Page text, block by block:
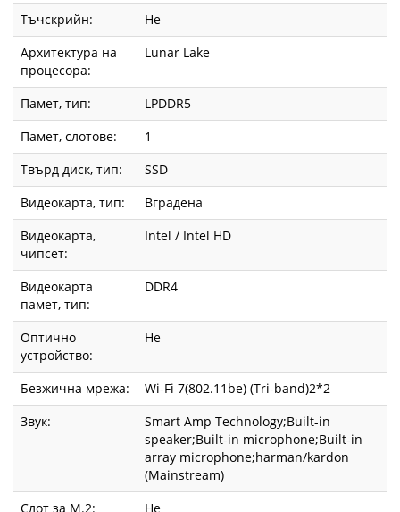
Тъчскрийн:
Не
Архитектура на
процесора:
Lunar Lake
Памет, тип:
LPDDR5
Памет, слотове:
1
Твърд диск, тип:
SSD
Видеокарта, тип:
Вградена
Видеокарта,
чипсет:
Intel / Intel HD
Видеокарта
памет, тип:
DDR4
Оптично
устройство:
Не
Безжична мрежа:
Wi-Fi 7(802.11be) (Tri-band)2*2
Звук:
Smart Amp Technology;Built-in
speaker;Built-in microphone;Built-in
array microphone;harman/kardon
(Mainstream)
Слот за М.2:
Не